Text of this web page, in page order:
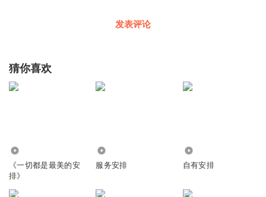
发表评论
猜你喜欢
《一切都是最美的安
排》
服务安排 自有安排